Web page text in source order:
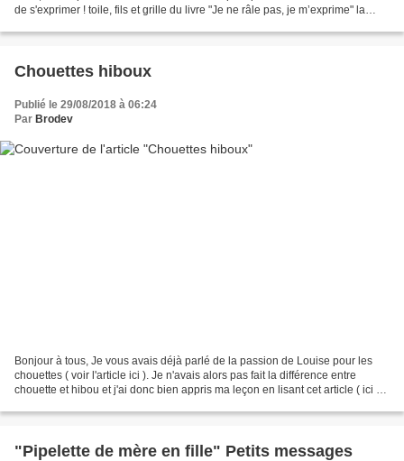
de s'exprimer ! toile, fils et grille du livre "Je ne râle pas, je m’exprime" la
Chouettes hiboux
Publié le 29/08/2018 à 06:24
Par Brodev
Bonjour à tous, Je vous avais déjà parlé de la passion de Louise pour les
chouettes ( voir l'article ici ). Je n'avais alors pas fait la différence entre
chouette et hibou et j'ai donc bien appris ma leçon en lisant cet article ( ici )
"Pipelette de mère en fille" Petits messages